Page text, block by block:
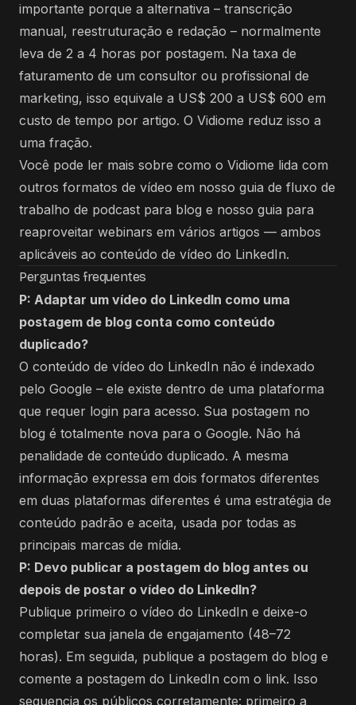
importante porque a alternativa – transcrição
manual, reestruturação e redação – normalmente
leva de 2 a 4 horas por postagem. Na taxa de
faturamento de um consultor ou profissional de
marketing, isso equivale a US$ 200 a US$ 600 em
custo de tempo por artigo. O Vidiome reduz isso a
uma fração.
Você pode ler mais sobre como o Vidiome lida com
outros formatos de vídeo em nosso guia de fluxo de
trabalho de podcast para blog e nosso guia para
reaproveitar webinars em vários artigos — ambos
aplicáveis ​​ao conteúdo de vídeo do LinkedIn.
Perguntas frequentes
P: Adaptar um vídeo do LinkedIn como uma
postagem de blog conta como conteúdo
duplicado?
O conteúdo de vídeo do LinkedIn não é indexado
pelo Google – ele existe dentro de uma plataforma
que requer login para acesso. Sua postagem no
blog é totalmente nova para o Google. Não há
penalidade de conteúdo duplicado. A mesma
informação expressa em dois formatos diferentes
em duas plataformas diferentes é uma estratégia de
conteúdo padrão e aceita, usada por todas as
principais marcas de mídia.
P: Devo publicar a postagem do blog antes ou
depois de postar o vídeo do LinkedIn?
Publique primeiro o vídeo do LinkedIn e deixe-o
completar sua janela de engajamento (48–72
horas). Em seguida, publique a postagem do blog e
comente a postagem do LinkedIn com o link. Isso
sequencia os públicos corretamente: primeiro a